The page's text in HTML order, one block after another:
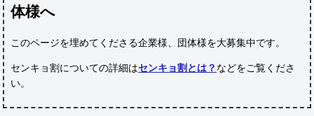
体様へ
このページを埋めてくださる企業様、団体様を大募集中です。
センキョ割についての詳細はセンキョ割とは？ などをご覧くださ
い。